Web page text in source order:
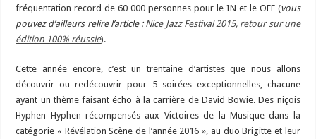
fréquentation record de 60 000 personnes pour le IN et le OFF (vous
pouvez d’ailleurs relire l’article : Nice Jazz Festival 2015, retour sur une
édition 100% réussie).
Cette année encore, c’est un trentaine d’artistes que nous allons
découvrir ou redécouvrir pour 5 soirées exceptionnelles, chacune
ayant un thème faisant écho à la carrière de David Bowie. Des niçois
Hyphen Hyphen récompensés aux Victoires de la Musique dans la
catégorie « Révélation Scène de l’année 2016 », au duo Brigitte et leur